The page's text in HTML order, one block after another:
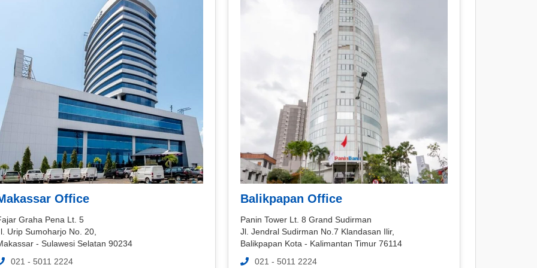
Office
Graha Pena Lt. 5
Urip Sumoharjo No. 20,
- Sulawesi Selatan 90234
021 - 5011 2224
Balikpapan Office
Panin Tower Lt. 8 Grand Sudirman
Jl. Jendral Sudirman No.7 Klandasan Ilir,
Balikpapan Kota - Kalimantan Timur 76114
021 - 5011 2224